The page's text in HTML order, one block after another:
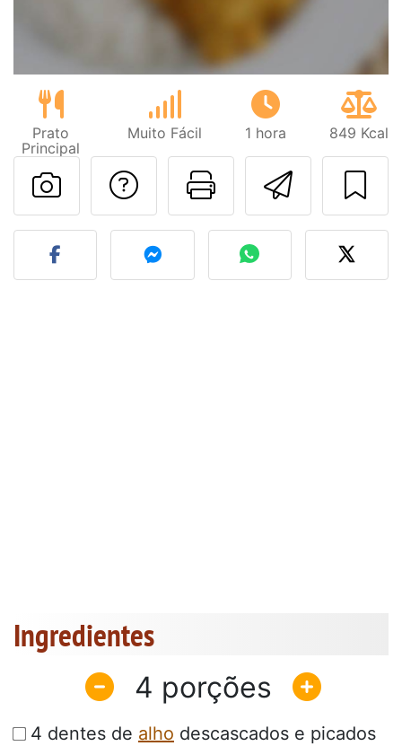
Prato
Principal
Muito Fácil 1 hora 849 Kcal
Imprima
Falar com o autor
Fez esta receita?
Ingredientes
4
4 dentes de alho descascados e picados